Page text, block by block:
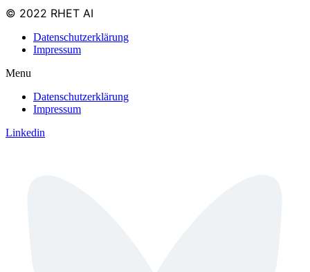
© 2022 RHET AI
Datenschutzerklärung
Impressum
Menu
Datenschutzerklärung
Impressum
Linkedin